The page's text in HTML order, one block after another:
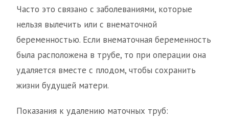
Часто это связано с заболеваниями, которые
нельзя вылечить или с внематочной
беременностью. Если внематочная беременность
была расположена в трубе, то при операции она
удаляется вместе с плодом, чтобы сохранить
жизни будущей матери.
Показания к удалению маточных труб: